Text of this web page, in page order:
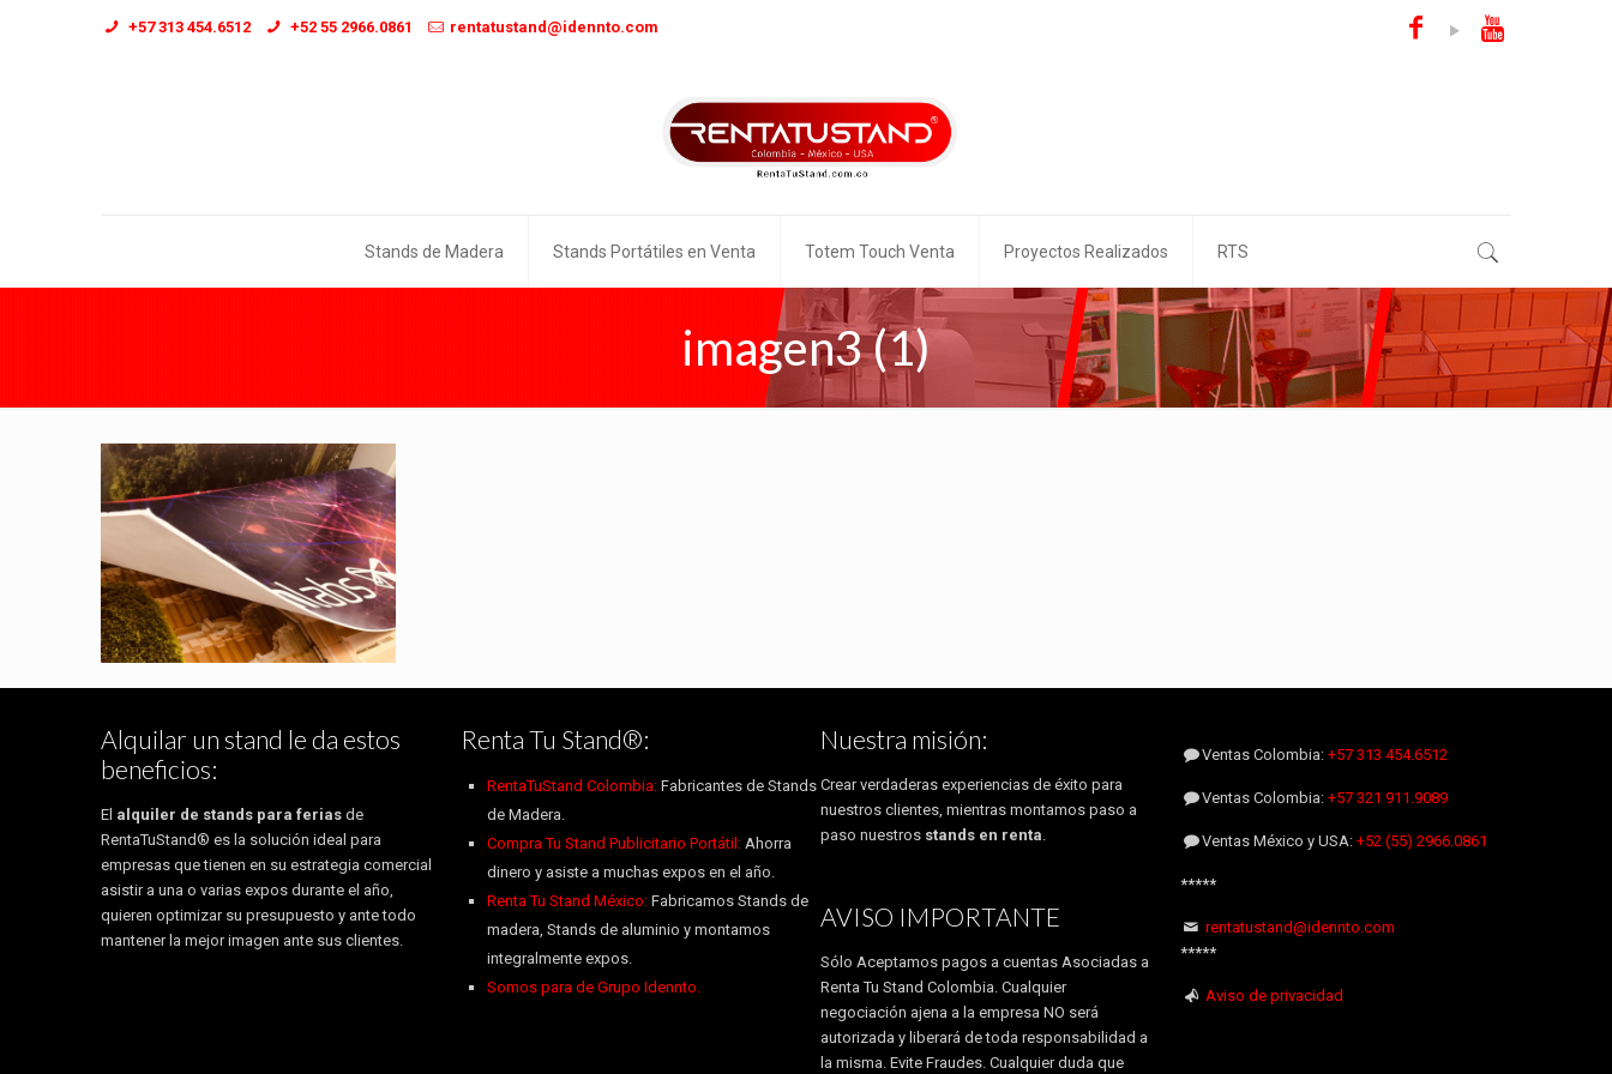
+57 313 454.6512 +52 55 2966.0861 rentatustand@idennto.com
Stands de Madera Stands Portátiles en Venta Totem Touch Venta Proyectos Realizados RTS
imagen3 (1)
Alquilar un stand le da estos
beneficios:
El alquiler de stands para ferias de
RentaTuStand® es la solución ideal para
empresas que tienen en su estrategia comercial
asistir a una o varias expos durante el año,
quieren optimizar su presupuesto y ante todo
mantener la mejor imagen ante sus clientes.
Renta Tu Stand®:
RentaTuStand Colombia:Fabricantes de Stands
de Madera.
Compra Tu Stand Publicitario Portátil: Ahorra
dinero y asiste a muchas expos en el año.
Renta Tu Stand México: Fabricamos Stands de
madera, Stands de aluminio y montamos
integralmente expos.
Somos para de Grupo Idennto.
Nuestra misión:
Crear verdaderas experiencias de éxito para
nuestros clientes, mientras montamos paso a
paso nuestros stands en renta.
AVISO IMPORTANTE
Sólo Aceptamos pagos a cuentas Asociadas a
Renta Tu Stand Colombia. Cualquier
negociación ajena a la empresa NO será
autorizada y liberará de toda responsabilidad a
la misma. Evite Fraudes. Cualquier duda que
Ventas Colombia:+57 313 454.6512
Ventas Colombia:+57 321 911.9089
Ventas México y USA:+52 (55) 2966.0861
*****
rentatustand@idennto.com
*****
Aviso de privacidad